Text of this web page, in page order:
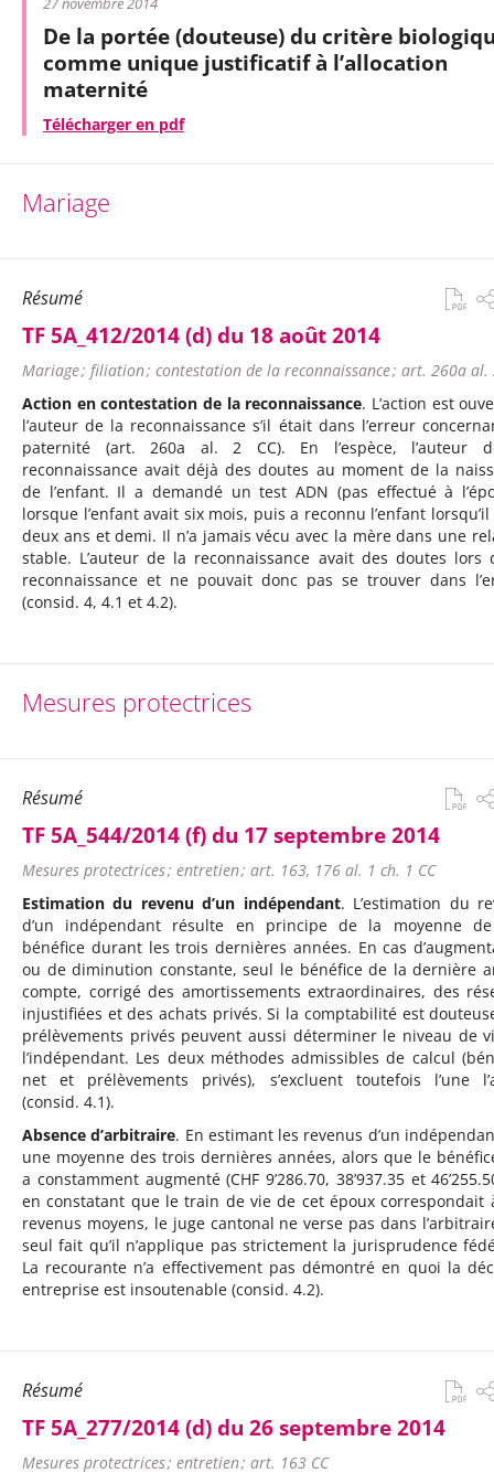
De la portée (douteuse) du critère
comme unique justificatif à l’allocation
maternité
Télécharger en pdf
Mariage
Résumé
TF 5A_412/2014 (d) du 18 août 2014
Mariage ; filiation ; contestation de la reconnaissance ; art. 260a al.
Action en contestation de la reconnaissance. L’action est
l’auteur de la reconnaissance s’il était dans l’erreur
paternité (art. 260a al. 2 CC). En l’espèce, l’auteur
reconnaissance avait déjà des doutes au moment de la
de l’enfant. Il a demandé un test ADN (pas effectué à
lorsque l’enfant avait six mois, puis a reconnu l’enfant
deux ans et demi. Il n’a jamais vécu avec la mère dans une
stable. L’auteur de la reconnaissance avait des doutes lors
reconnaissance et ne pouvait donc pas se trouver dans
(consid. 4, 4.1 et 4.2).
Mesures protectrices
Résumé
TF 5A_544/2014 (f) du 17 septembre 2014
Mesures protectrices ; entretien ; art. 163, 176 al. 1 ch. 1 CC
Estimation du revenu d’un indépendant. L’estimation du
d’un indépendant résulte en principe de la moyenne
bénéfice durant les trois dernières années. En cas
ou de diminution constante, seul le bénéfice de la dernière
compte, corrigé des amortissements extraordinaires, des
injustifiées et des achats privés. Si la comptabilité est
prélèvements privés peuvent aussi déterminer le niveau de
l’indépendant. Les deux méthodes admissibles de calcul
net et prélèvements privés), s’excluent toutefois l’une
(consid. 4.1).
Absence d’arbitraire. En estimant les revenus d’un
une moyenne des trois dernières années, alors que le
a constamment augmenté (CHF 9’286.70, 38’937.35 et
en constatant que le train de vie de cet époux correspondait
revenus moyens, le juge cantonal ne verse pas dans
seul fait qu’il n’applique pas strictement la jurisprudence
La recourante n’a effectivement pas démontré en quoi la
entreprise est insoutenable (consid. 4.2).
Résumé
TF 5A_277/2014 (d) du 26 septembre 2014
Mesures protectrices ; entretien ; art. 163 CC